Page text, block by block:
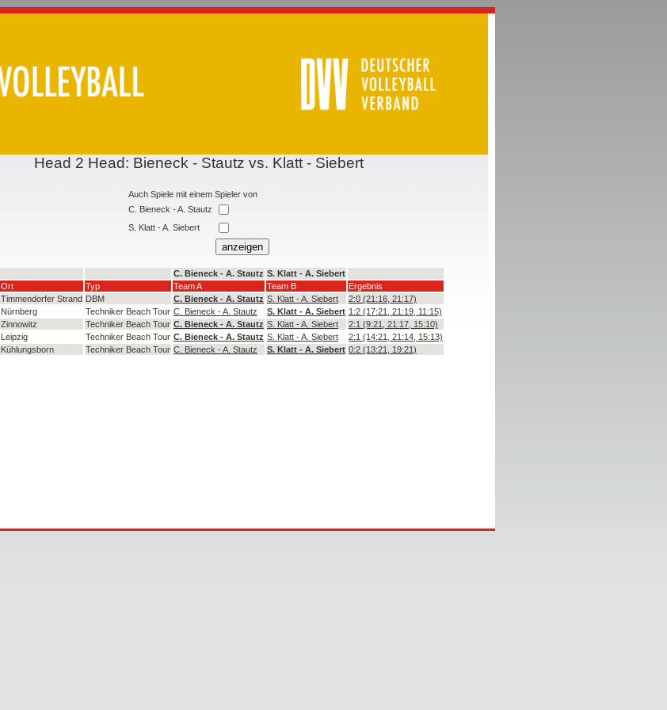
Head 2 Head: Bieneck - Stautz vs. Klatt - Siebert
Auch Spiele mit einem Spieler von
C. Bieneck - A. Stautz
S. Klatt - A. Siebert
C. Bieneck - A. Stautz S. Klatt - A. Siebert
Ort Typ Team A Team B
Ergebnis
Timmendorfer Strand DBM C. Bieneck - A. Stautz S. Klatt - A. Siebert
2:0 (21:16, 21:17)
Nürnberg Techniker Beach Tour C. Bieneck - A. Stautz S. Klatt - A. Siebert 1:2 (17:21, 21:19, 11:15)
Zinnowitz Techniker Beach Tour C. Bieneck - A. Stautz S. Klatt - A. Siebert
2:1 (9:21, 21:17, 15:10)
Leipzig Techniker Beach Tour C. Bieneck - A. Stautz S. Klatt - A. Siebert
2:1 (14:21, 21:14, 15:13)
Kühlungsborn Techniker Beach Tour C. Bieneck - A. Stautz S. Klatt - A. Siebert 0:2 (13:21, 19:21)